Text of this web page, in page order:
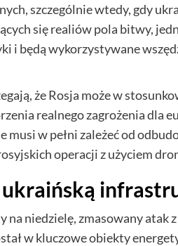
szczególnie wtedy, gdy
się realiów pola bitwy,
i będą wykorzystywane
że Rosja może w
realnego zagrożenia dla
musi w pełni zależeć od
operacji z użyciem
na niedzielę, zmasowany
w kluczowe obiekty